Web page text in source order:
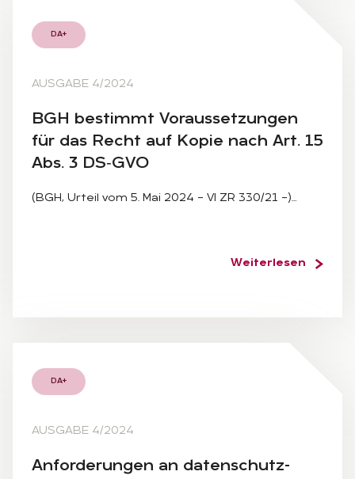
DA+
AUSGABE 4/2024
BGH be­stimmt Vor­aus­set­zun­gen
für das Recht auf Ko­pie nach Art. 15
Abs. 3 DS‑G­VO
(BGH, Urteil vom 5. Mai 2024 – VI ZR 330/21 –)…
Weiterlesen
DA+
AUSGABE 4/2024
An­for­de­run­gen an da­ten­schutz­